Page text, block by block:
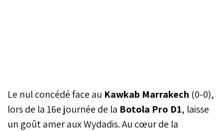
Le nul concédé face au Kawkab Marrakech (0-0),
lors de la 16e journée de la Botola Pro D1, laisse
un goût amer aux Wydadis. Au cœur de la